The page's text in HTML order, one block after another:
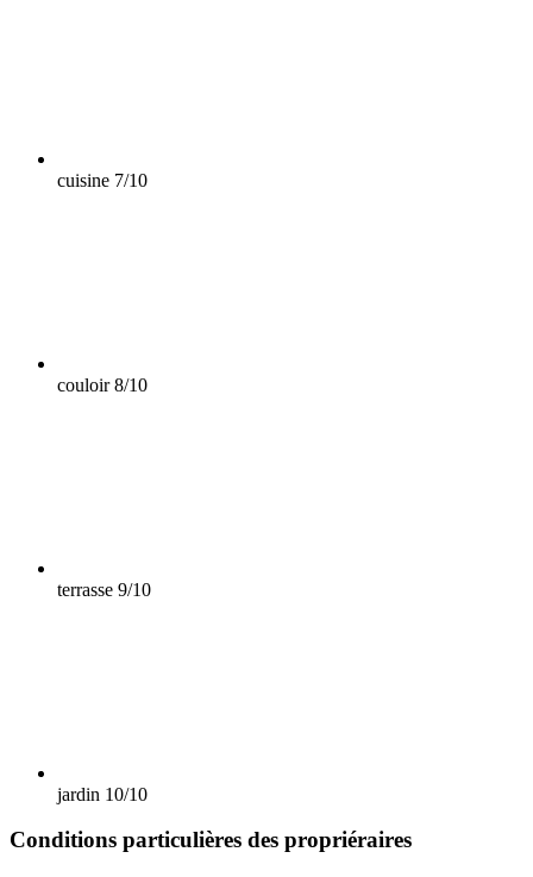
cuisine 7/10
couloir 8/10
terrasse 9/10
jardin 10/10
Conditions particulières des propriéraires